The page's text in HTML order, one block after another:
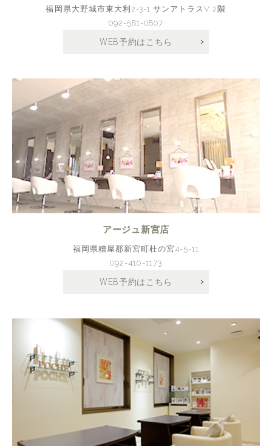
福岡県大野城市東大利2-3-1 サンアトラスV 2階
092-581-0807
WEB予約はこちら
アージュ新宮店
福岡県糟屋郡新宮町杜の宮4-5-11
092-410-1173
WEB予約はこちら